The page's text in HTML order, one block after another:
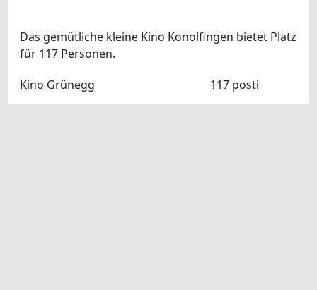
Das gemütliche kleine Kino Konolfingen bietet Platz
für 117 Personen.
Kino Grünegg
117 posti